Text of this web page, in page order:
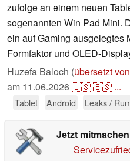
zufolge an einem neuen
sogenannten Win Pad Mini.
ein auf Gaming ausgelegtes
Formfaktor und OLED-
Huzefa Baloch (übersetzt von
am 11.06.2026🇺🇸🇪🇸 ...
Tablet Android Leaks /
Jetzt